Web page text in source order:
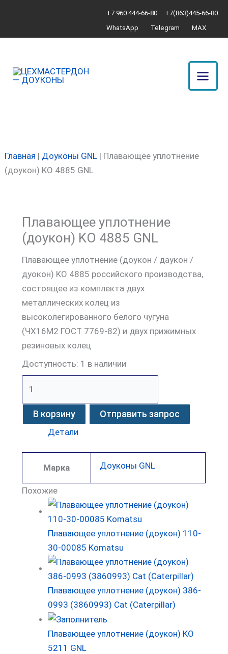
содержимому
+7 960 444-66-80
+7(863)445-66-80
WhatsApp
Telegram MAX
Главная | Доуконы GNL | Плавающее уплотнение
(доукон) KO 4885 GNL
Плавающее уплотнение
(доукон) KO 4885 GNL
Плавающее уплотнение (доукон / даукон /
дуокон) KO 4885 российского производства,
состоящее из комплекта двух
металлических колец из
высоколегированного белого чугуна
(ЧХ16М2 ГОСТ 7769-82) и двух прижимных
резиновых колец
Доступность: 1 в наличии
Плавающее
KO
В корзину Отправить запрос
Детали
Марка Доуконы GNL
Похожие
Плавающее уплотнение (доукон) 110-
30-00085 Komatsu
Плавающее уплотнение (доукон) 386-
0993 (3860993) Cat (Caterpillar)
Плавающее уплотнение (доукон) KO
5211 GNL